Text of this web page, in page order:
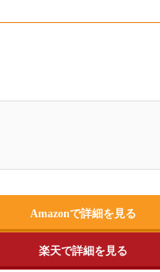
Amazonで詳細を見る
楽天で詳細を見る